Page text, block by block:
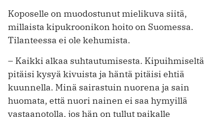
Koposelle on muodostunut mielikuva siitä,
millaista kipukroonikon hoito on Suomessa.
Tilanteessa ei ole kehumista.
– Kaikki alkaa suhtautumisesta. Kipuihmiseltä
pitäisi kysyä kivuista ja häntä pitäisi ehtiä
kuunnella. Minä sairastuin nuorena ja sain
huomata, että nuori nainen ei saa hymyillä
vastaanotolla, jos hän on tullut paikalle